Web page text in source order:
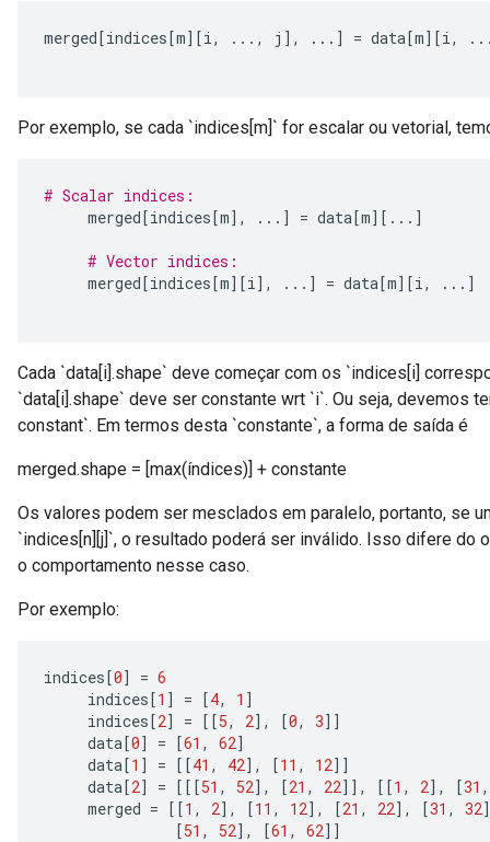
merged[indices[m][i, ..., j ], ...] = data[m][i,
Por exemplo, se cada `indices[m]` for escalar ou vetorial,
# Scalar indices:
merged[indices[m], ...] = data[m][...]
# Vector indices:
merged[indices[m][i], ...] = data[m][i, ...]
Cada `data[i].shape` deve começar com os `indices[i]
`data[i].shape` deve ser constante wrt `i`. Ou seja, devemos
constant`. Em termos desta `constante`, a forma de saída é
merged.shape = [max(índices)] + constante
Os valores podem ser mesclados em paralelo, portanto, se
`indices[n][j]`, o resultado poderá ser inválido. Isso difere do
o comportamento nesse caso.
Por exemplo:
indices[0] = 6
indices[1 ] = [4, 1 ]
indices[2] = [[5, 2], [0, 3]]
data[0] = [61 , 62]
data[1 ] = [[41 , 42], [11 , 12]]
data[2] = [[[51 , 52], [21 , 22]], [[1 , 2], [31 ,
merged = [[1 , 2], [11 , 12], [21 , 22], [31 , 32
[51 , 52], [61 , 62]]